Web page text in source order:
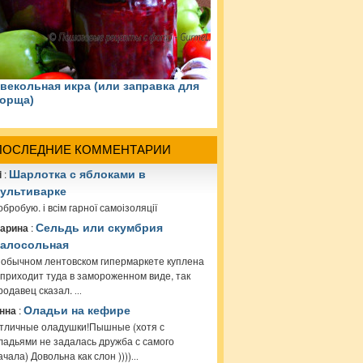
икра (или заправка для
КОММЕНТАРИИ
: Шарлотка с яблоками в
і всім гарної самоізоляції
:Сельдь или скумбрия
лентовском гипермаркете куплена
туда в замороженном виде, так
сказал. ...
:Оладьи на кефире
оладушки!Пышные (хотя с
не задалась дружба с самого
Довольна как слон ))))...